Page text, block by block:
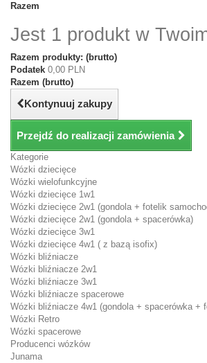
Razem
Jest 1 produkt w
Razem produkty: (brutto)
Podatek 0,00 PLN
Razem (brutto)
Kontynuuj zakupy
Przejdź do realizacji zamówienia
Kategorie
Wózki dziecięce
Wózki wielofunkcyjne
Wózki dziecięce 1w1
Wózki dziecięce 2w1 (gondola + fotelik
Wózki dziecięce 2w1 (gondola + spacerówka)
Wózki dziecięce 3w1
Wózki dziecięce 4w1 ( z bazą isofix)
Wózki bliźniacze
Wózki bliźniacze 2w1
Wózki bliźniacze 3w1
Wózki bliźniacze spacerowe
Wózki bliźniacze 4w1 (gondola + spacerówka +
Wózki Retro
Wózki spacerowe
Producenci wózków
Junama